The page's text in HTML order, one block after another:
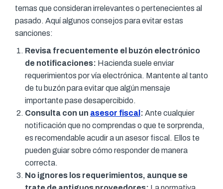
temas que consideran irrelevantes o pertenecientes al
pasado. Aquí algunos consejos para evitar estas
sanciones:
Revisa frecuentemente el buzón electrónico
de notificaciones: Hacienda suele enviar
requerimientos por vía electrónica. Mantente al tanto
de tu buzón para evitar que algún mensaje
importante pase desapercibido.
Consulta con un asesor fiscal : Ante cualquier
notificación que no comprendas o que te sorprenda,
es recomendable acudir a un asesor fiscal. Ellos te
pueden guiar sobre cómo responder de manera
correcta.
No ignores los requerimientos, aunque se